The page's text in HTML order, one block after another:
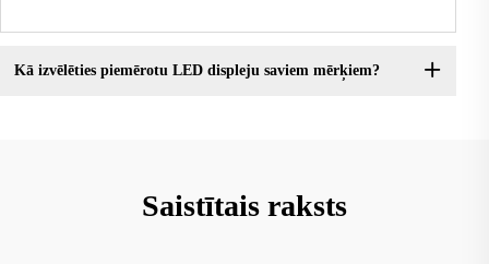
Kā izvēlēties piemērotu LED displeju saviem mērķiem?
Saistītais raksts